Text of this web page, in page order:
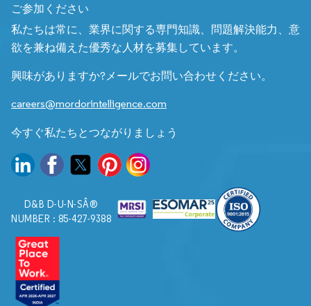
ご参加ください
私たちは常に、業界に関する専門知識、問題解決能力、意
欲を兼ね備えた優秀な人材を募集しています。
興味がありますか?メールでお問い合わせください。
careers@mordorintelligence.com
今すぐ私たちとつながりましょう
D&B D-U-N-SÂ®
NUMBER : 85-427-9388